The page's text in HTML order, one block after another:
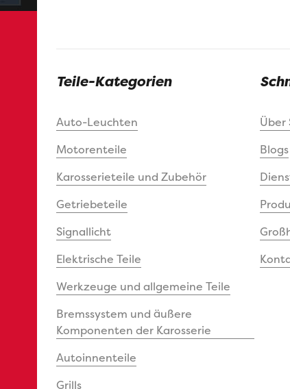
Teile-Kategorien
Auto-Leuchten
Motorenteile
Karosserieteile und Zubehör
Getriebeteile
Signallicht
Elektrische Teile
Werkzeuge und allgemeine Teile
Bremssystem und äußere
Komponenten der Karosserie
Autoinnenteile
Grills
Über
Blogs